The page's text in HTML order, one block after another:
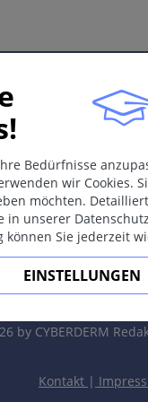
Paget der
Adenokarzinom,
von
Bedürfnisse
wir Cookies.
möchten.
in unserer
können Sie jederzeit
EINSTELLUNGEN
by CYBERDERM
Kontakt |